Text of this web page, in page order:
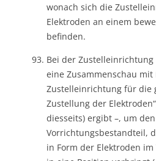
wonach sich die
Elektroden an einem
befinden.
Bei der
eine Zusammenschau mit
Zustelleinrichtung für die
Zustellung der
diesseits) ergibt –, um den
Vorrichtungsbestandteil,
in Form der Elektroden